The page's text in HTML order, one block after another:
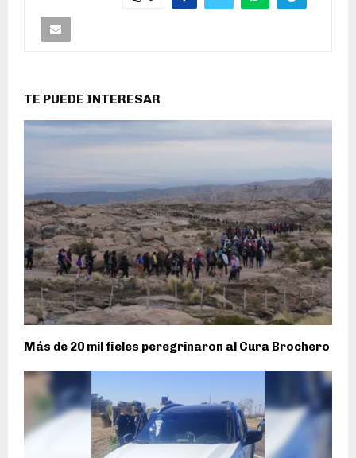
TE PUEDE INTERESAR
Más de 20 mil fieles peregrinaron al Cura Brochero